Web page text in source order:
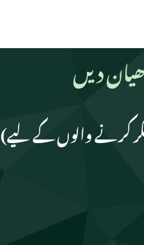
دیں
کرنے والوں کے لیے)